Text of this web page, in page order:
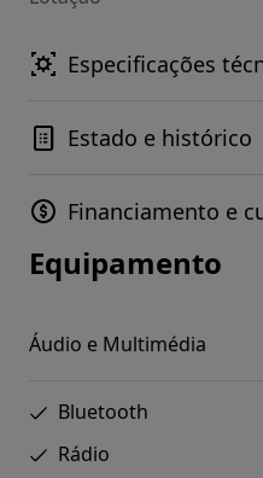
Especificações
Estado e histórico
Financiamento e
Equipamento
Áudio e Multimédia
Bluetooth
Rádio